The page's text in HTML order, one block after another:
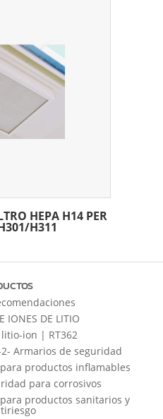
HEPA H14 PER
H311
IONES DE LITIO
ion | RT362
2- Armarios de seguridad
productos inflamables
para corrosivos
productos sanitarios y